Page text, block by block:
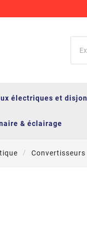
électriques et
& éclairage
Convertisseurs